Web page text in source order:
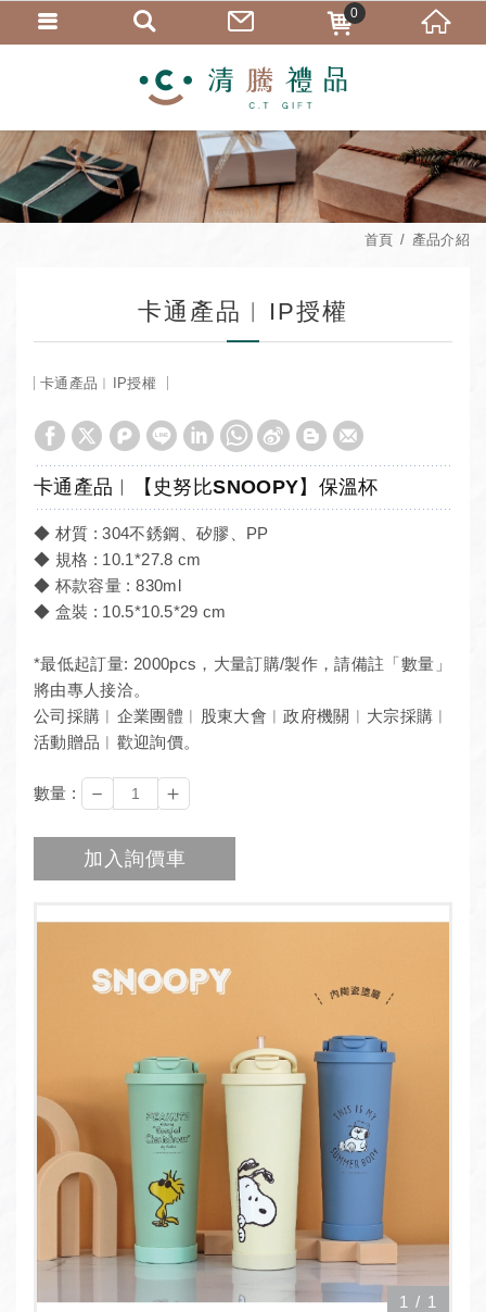
首頁 產品介紹
卡通產品︱IP授權
卡通產品︱IP授權
卡通產品︱【史努比SNOOPY】保溫杯
◆ 材質 : 304不銹鋼、矽膠、PP
◆ 規格 : 10.1*27.8 cm
◆ 杯款容量 : 830ml
◆ 盒裝 : 10.5*10.5*29 cm
*最低起訂量: 2000pcs，大量訂購/製作，請備註「數量」
將由專人接洽。
公司採購︱企業團體︱股東大會︱政府機關︱大宗採購︱
活動贈品︱歡迎詢價。
數量 : － ＋
加入詢價車
1 / 1
0